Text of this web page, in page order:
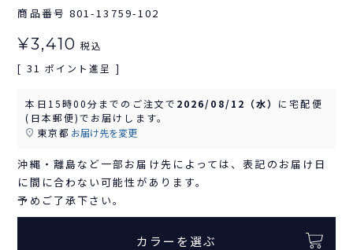
商品番号 801-13759-102
¥3,410 税込
[ 31 ポイント進呈 ]
本日 15時00分 までのご注文で 2026/08/12（水） に宅配便
(日本郵便)でお届けします。
東京都 お届け先を変更
沖縄・離島など一部お届け先によっては、表記のお届け日
に間に合わない可能性があります。
予めご了承下さい。
カラーを選ぶ